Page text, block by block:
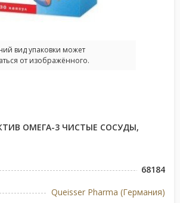
вид упаковки может
от изображённого.
ОМЕГА-3 ЧИСТЫЕ СОСУДЫ,
68184
Queisser Pharma (Германия)